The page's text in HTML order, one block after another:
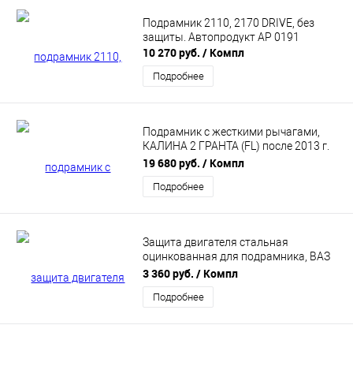
Подрамник 2110, 2170 DRIVE, без
защиты. Автопродукт АР 0191
10 270 руб. / Компл
Подробнее
Подрамник с жесткими рычагами,
КАЛИНА 2 ГРАНТА (FL) после 2013 г.
АВТОПРОДУКТ AP 0591
19 680 руб. / Компл
Подробнее
Защита двигателя стальная
оцинкованная для подрамника, ВАЗ
КАЛИНА ГРАНТА ДАТСУН
АВТОПРОДУКТ AP 0596
3 360 руб. / Компл
Подробнее